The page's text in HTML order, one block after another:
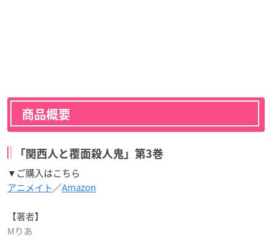
商品概要
「関西人と覆面殺人鬼」第3巻
▼ご購入はこちら
アニメイト／Amazon
【著者】
Mりあ